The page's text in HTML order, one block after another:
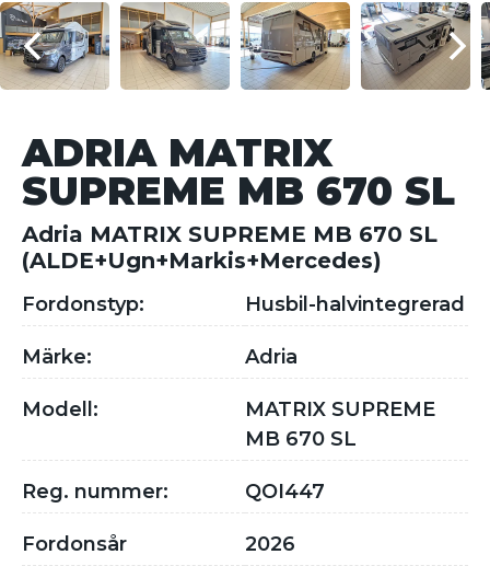
ADRIA MATRIX
SUPREME MB 670 SL
Adria MATRIX SUPREME MB 670 SL
(ALDE+Ugn+Markis+Mercedes)
Fordonstyp: Husbil-halvintegrerad
Märke: Adria
Modell:
MATRIX SUPREME
MB 670 SL
Reg. nummer: QOI447
Fordonsår 2026